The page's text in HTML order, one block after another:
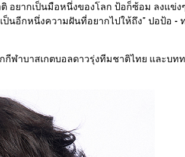
อยากเป็นมือหนึ่งของโลก ป้อก็ซ้อม ลงแข่ง
นอีกหนึ่งความฝันที่อยากไปให้ถึง” ปอป้อ -
กีฬาบาสเกตบอลดาวรุ่งทีมชาติไทย และบ